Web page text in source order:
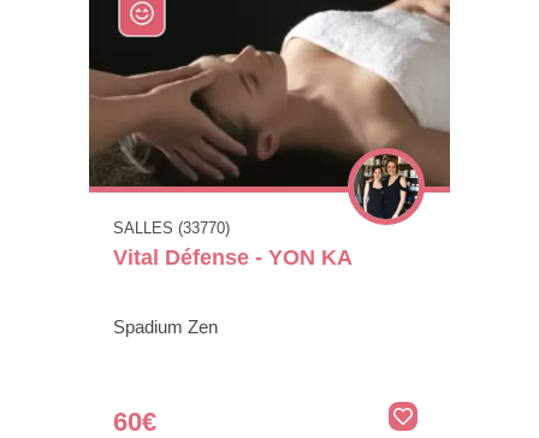
SALLES (33770)
Vital Défense - YON KA
Spadium Zen
60€